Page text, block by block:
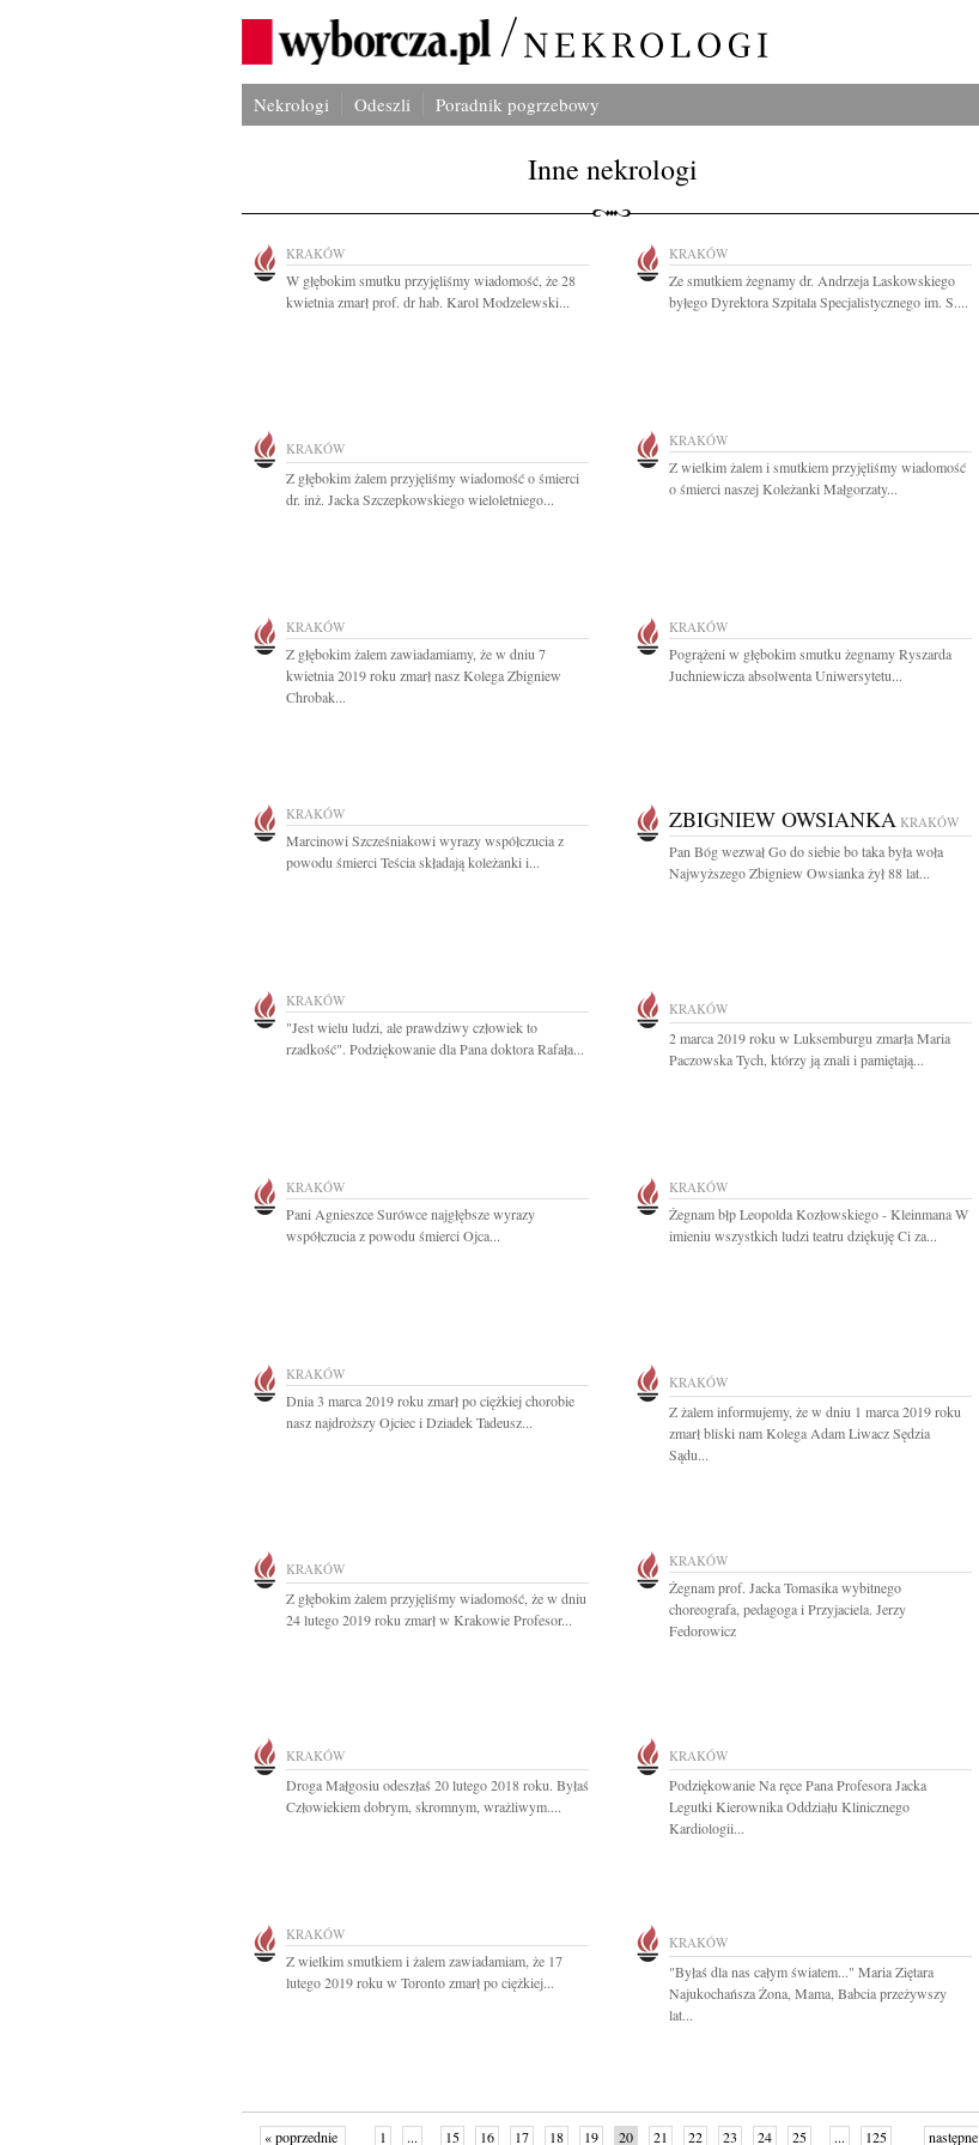
Nekrologi Odeszli Poradnik pogrzebowy
Inne nekrologi
KRAKÓW
W głębokim smutku przyjęliśmy wiadomość, że 28
kwietnia zmarł prof. dr hab. Karol Modzelewski...
KRAKÓW
Ze smutkiem żegnamy dr. Andrzeja Laskowskiego
byłego Dyrektora Szpitala Specjalistycznego im. S....
KRAKÓW
Z głębokim żalem przyjęliśmy wiadomość o śmierci
dr. inż. Jacka Szczepkowskiego wieloletniego...
KRAKÓW
Z wielkim żalem i smutkiem przyjęliśmy wiadomość
o śmierci naszej Koleżanki Małgorzaty...
KRAKÓW
Z głębokim żalem zawiadamiamy, że w dniu 7
kwietnia 2019 roku zmarł nasz Kolega Zbigniew
Chrobak...
KRAKÓW
Pogrążeni w głębokim smutku żegnamy Ryszarda
Juchniewicza absolwenta Uniwersytetu...
KRAKÓW
Marcinowi Szcześniakowi wyrazy współczucia z
powodu śmierci Teścia składają koleżanki i...
ZBIGNIEW OWSIANKA KRAKÓW
Pan Bóg wezwał Go do siebie bo taka była woła
Najwyższego Zbigniew Owsianka żył 88 lat...
KRAKÓW
"Jest wielu ludzi, ale prawdziwy człowiek to
rzadkość". Podziękowanie dla Pana doktora Rafała...
KRAKÓW
2 marca 2019 roku w Luksemburgu zmarła Maria
Paczowska Tych, którzy ją znali i pamiętają...
KRAKÓW
Pani Agnieszce Surówce najgłębsze wyrazy
współczucia z powodu śmierci Ojca...
KRAKÓW
Żegnam błp Leopolda Kozłowskiego - Kleinmana W
imieniu wszystkich ludzi teatru dziękuję Ci za...
KRAKÓW
Dnia 3 marca 2019 roku zmarł po ciężkiej chorobie
nasz najdroższy Ojciec i Dziadek Tadeusz...
KRAKÓW
Z żalem informujemy, że w dniu 1 marca 2019 roku
zmarł bliski nam Kolega Adam Liwacz Sędzia
Sądu...
KRAKÓW
Z głębokim żalem przyjęliśmy wiadomość, że w dniu
24 lutego 2019 roku zmarł w Krakowie Profesor...
KRAKÓW
Żegnam prof. Jacka Tomasika wybitnego
choreografa, pedagoga i Przyjaciela. Jerzy
Fedorowicz
KRAKÓW
Droga Małgosiu odeszłaś 20 lutego 2018 roku. Byłaś
Człowiekiem dobrym, skromnym, wrażliwym....
KRAKÓW
Podziękowanie Na ręce Pana Profesora Jacka
Legutki Kierownika Oddziału Klinicznego
Kardiologii...
KRAKÓW
Z wielkim smutkiem i żalem zawiadamiam, że 17
lutego 2019 roku w Toronto zmarł po ciężkiej...
KRAKÓW
"Byłaś dla nas całym światem..." Maria Ziętara
Najukochańsza Żona, Mama, Babcia przeżywszy
lat...
« poprzednie 1 ... 15 16 17 18 19 20 21 22 23 24 25 ... 125 następne